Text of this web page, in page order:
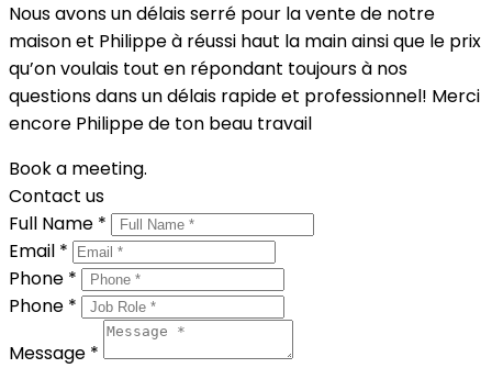
Nous avons un délais serré pour la vente de notre
maison et Philippe à réussi haut la main ainsi que le prix
qu’on voulais tout en répondant toujours à nos
questions dans un délais rapide et professionnel! Merci
encore Philippe de ton beau travail
Book a meeting.
Contact us
Full Name *
Email *
Phone *
Phone *
Message *